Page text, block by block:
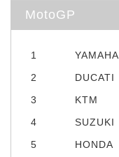
MotoGP
1 YAMAHA
2
DUCATI
3
KTM
4
SUZUKI
5
HONDA